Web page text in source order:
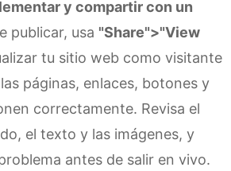
y compartir con un
publicar, usa "Share">"View
tu sitio web como visitante
páginas, enlaces, botones y
correctamente. Revisa el
el texto y las imágenes, y
antes de salir en vivo.